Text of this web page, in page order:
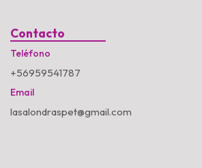
Contacto
Teléfono
+56959541787
Email
lasalondraspet@gmail.com